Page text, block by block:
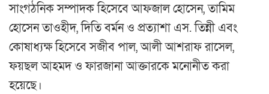
সাংগঠনিক সম্পাদক হিসেবে আফজাল হোসেন, তামিম
হোসেন তাওহীদ, দিতি বর্মন ও প্রত্যাশা এস. তিন্নী এবং
কোষাধ্যক্ষ হিসেবে সজীব পাল, আলী আশরাফ রাসেল,
ফয়ছল আহমদ ও ফারজানা আক্তারকে মনোনীত করা
হয়েছে।